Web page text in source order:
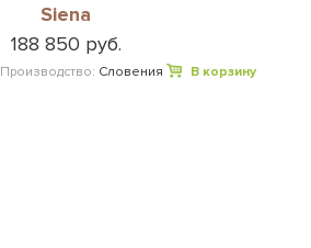
Siena
188 850 руб.
Производство: Словения В корзину